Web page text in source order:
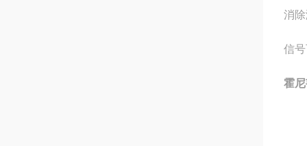
消
信
霍